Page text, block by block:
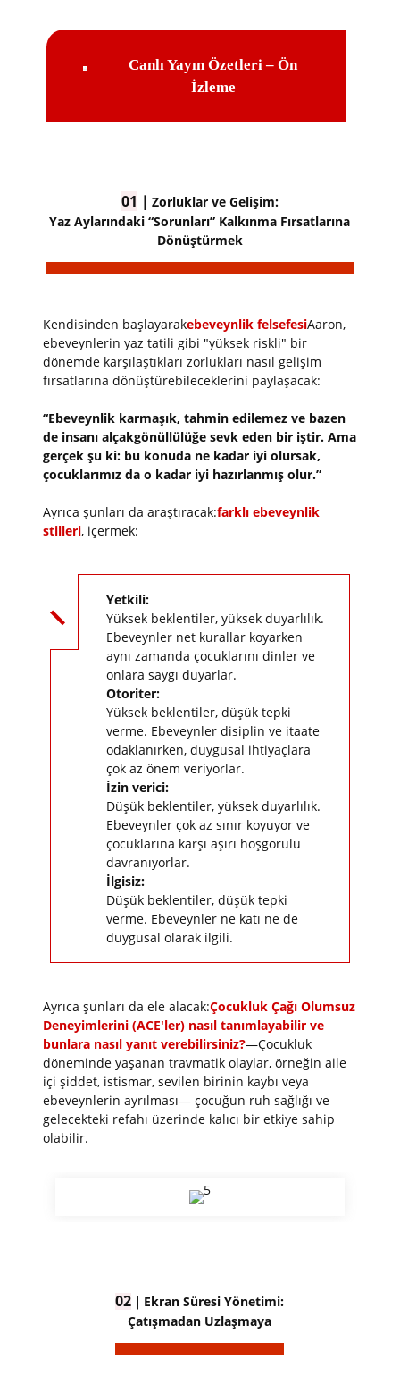
Canlı Yayın Özetleri – Ön
İzleme
01 ｜ Zorluklar ve Gelişim:
Yaz Aylarındaki “Sorunları” Kalkınma Fırsatlarına
Dönüştürmek
Kendisinden başlayarakebeveynlik felsefesiAaron,
ebeveynlerin yaz tatili gibi "yüksek riskli" bir
dönemde karşılaştıkları zorlukları nasıl gelişim
fırsatlarına dönüştürebileceklerini paylaşacak:
“Ebeveynlik karmaşık, tahmin edilemez ve bazen
de insanı alçakgönüllülüğe sevk eden bir iştir. Ama
gerçek şu ki: bu konuda ne kadar iyi olursak,
çocuklarımız da o kadar iyi hazırlanmış olur.”
Ayrıca şunları da araştıracak:farklı ebeveynlik
stilleri, içermek:
Yetkili:
Yüksek beklentiler, yüksek duyarlılık.
Ebeveynler net kurallar koyarken
aynı zamanda çocuklarını dinler ve
onlara saygı duyarlar.
Otoriter:
Yüksek beklentiler, düşük tepki
verme. Ebeveynler disiplin ve itaate
odaklanırken, duygusal ihtiyaçlara
çok az önem veriyorlar.
İzin verici:
Düşük beklentiler, yüksek duyarlılık.
Ebeveynler çok az sınır koyuyor ve
çocuklarına karşı aşırı hoşgörülü
davranıyorlar.
İlgisiz:
Düşük beklentiler, düşük tepki
verme. Ebeveynler ne katı ne de
duygusal olarak ilgili.
Ayrıca şunları da ele alacak:Çocukluk Çağı Olumsuz
Deneyimlerini (ACE'ler) nasıl tanımlayabilir ve
bunlara nasıl yanıt verebilirsiniz?—Çocukluk
döneminde yaşanan travmatik olaylar, örneğin aile
içi şiddet, istismar, sevilen birinin kaybı veya
ebeveynlerin ayrılması— çocuğun ruh sağlığı ve
gelecekteki refahı üzerinde kalıcı bir etkiye sahip
olabilir.
02 ｜ Ekran Süresi Yönetimi:
Çatışmadan Uzlaşmaya